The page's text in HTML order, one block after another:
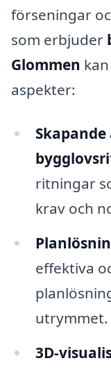
förseningar
som erbjuder
Glommen
aspekter:
ritningar
krav och
effektiva
utrymmet.
3D-